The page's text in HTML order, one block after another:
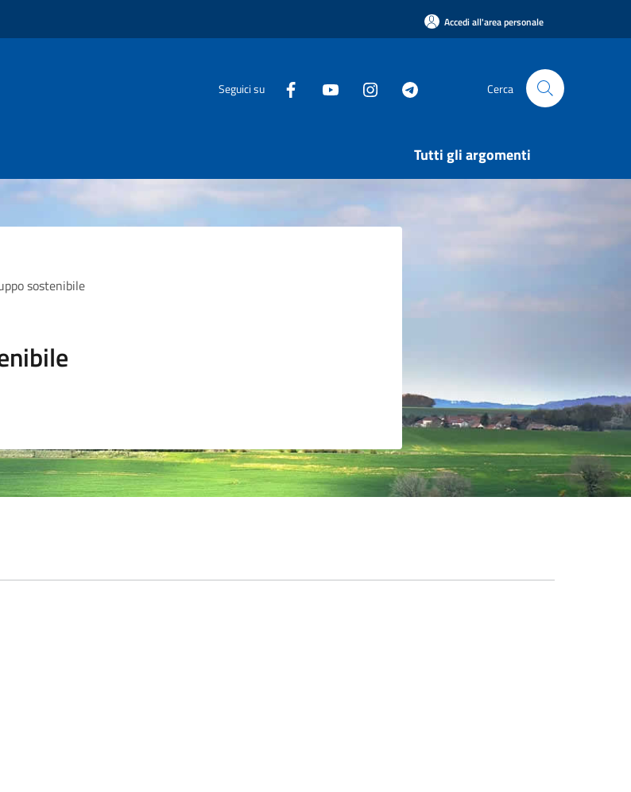
Accedi all'area personale
Seguici su Cerca
Tutti gli argomenti
sostenibile